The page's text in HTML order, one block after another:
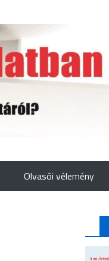
Olvasói vélemény